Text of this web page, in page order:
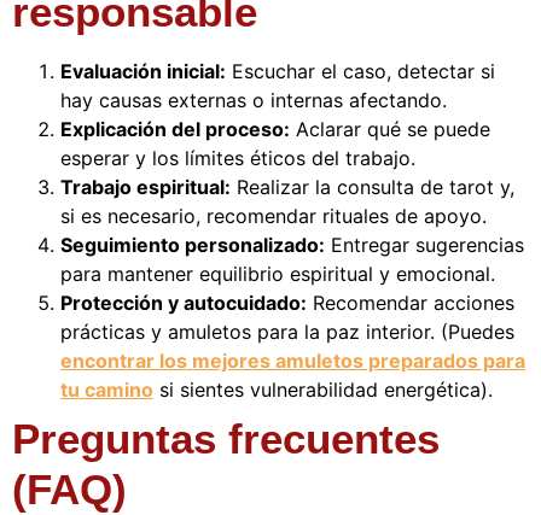
responsable
Evaluación inicial: Escuchar el caso, detectar si
hay causas externas o internas afectando.
Explicación del proceso: Aclarar qué se puede
esperar y los límites éticos del trabajo.
Trabajo espiritual: Realizar la consulta de tarot y,
si es necesario, recomendar rituales de apoyo.
Seguimiento personalizado: Entregar sugerencias
para mantener equilibrio espiritual y emocional.
Protección y autocuidado: Recomendar acciones
prácticas y amuletos para la paz interior. (Puedes
encontrar los mejores amuletos preparados para
tu camino si sientes vulnerabilidad energética).
Preguntas frecuentes
(FAQ)